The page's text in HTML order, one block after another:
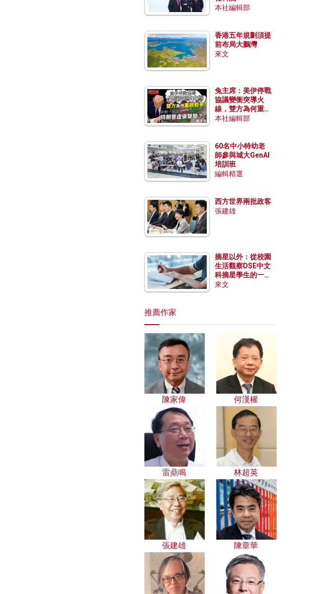
本社編輯部
香港五年規劃須提
前布局大鵬灣
來文
兔主席：美伊停戰
協議變衝突導火
線，雙方為何重啟
戰爭？伊朗一早洞
本社編輯部
60名中小特幼老
師參與城大GenAI
培訓班
編輯精選
西方世界兩批政客
張建雄
摘星以外：從校園
生活觀察DSE中文
科摘星學生的一點
特質
來文
推薦作家
陳家偉 何漢權
雷鼎鳴 林超英
張建雄 陳章華